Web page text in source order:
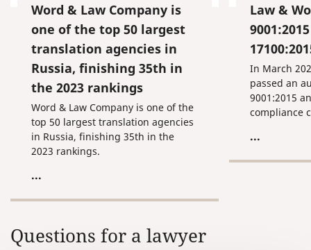
Word & Law Company is
one of the top 50 largest
translation agencies in
Russia, finishing 35th in
the 2023 rankings
Word & Law Company is one of the
top 50 largest translation agencies
in Russia, finishing 35th in the
2023 rankings.
...
Law &
In March
passed an
9001:2015
compliance
...
Questions for a lawyer